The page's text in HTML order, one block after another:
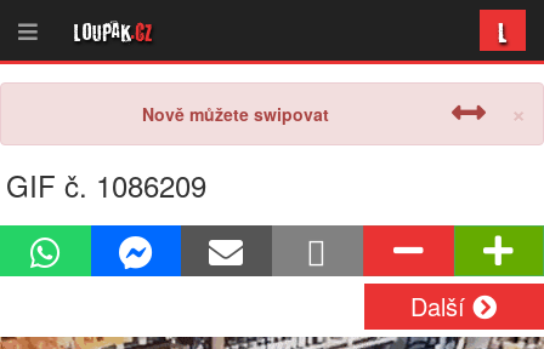
Loupak.cz L
×
Nově můžete swipovat
GIF č. 1086209
Další